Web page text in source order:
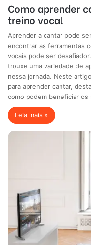
Como aprender
treino vocal
Aprender a cantar pode
encontrar as ferramentas
vocais pode ser
trouxe uma variedade de
nessa jornada. Neste
para aprender cantar,
como podem beneficiar
Leia mais »